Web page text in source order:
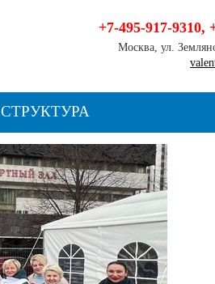
+7-495-917-9310,
Москва, ул.
СТРУКТУРА